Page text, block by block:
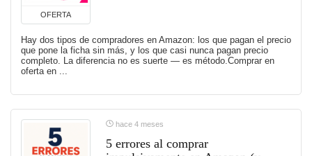
OFERTA
Hay dos tipos de compradores en Amazon: los que pagan el precio
que pone la ficha sin más, y los que casi nunca pagan precio
completo. La diferencia no es suerte — es método.Comprar en
oferta en ...
hace 4 meses
5 errores al comprar